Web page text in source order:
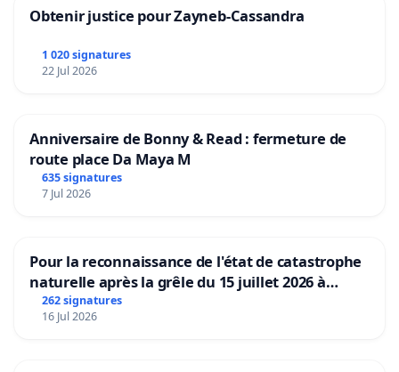
Obtenir justice pour Zayneb-Cassandra
1 020 signatures
22 Jul 2026
Anniversaire de Bonny & Read : fermeture de
route place Da Maya M
635 signatures
7 Jul 2026
Pour la reconnaissance de l'état de catastrophe
naturelle après la grêle du 15 juillet 2026 à
Aubenas et ses alentours
262 signatures
16 Jul 2026